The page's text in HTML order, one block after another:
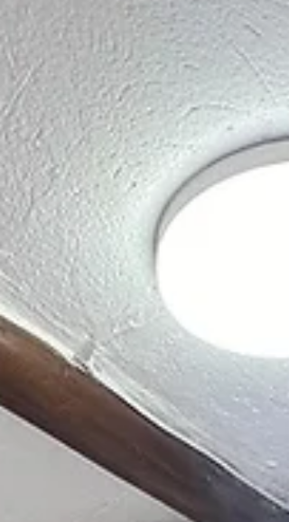
¿Alguna vez has plantado una semillita y luego la
vigilas de cerca para ver si crece? ¡Eso es, en
esencia, el monitoreo! En el mundo de los proyectos
las organizaciones, el monitoreo es ese proceso
continuo de estar atentos a lo que está pasando para
asegurarnos de que vamos por buen camino.
¿Monitoreo? Suena complicado... ¡Para nada! Piensa
en el monitoreo como el tablero de control de un
carro. Te muestra la velocidad, el nivel de gasolina, si
hay alguna luz de advertenci